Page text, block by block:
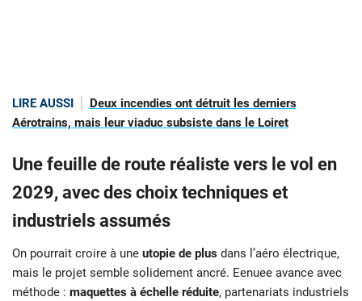
LIRE AUSSI
Deux incendies ont détruit les derniers
Aérotrains, mais leur viaduc subsiste dans le Loiret
Une feuille de route réaliste vers le vol en
2029, avec des choix techniques et
industriels assumés
On pourrait croire à une utopie de plus dans l’aéro électrique,
mais le projet semble solidement ancré. Eenuee avance avec
méthode : maquettes à échelle réduite, partenariats industriels